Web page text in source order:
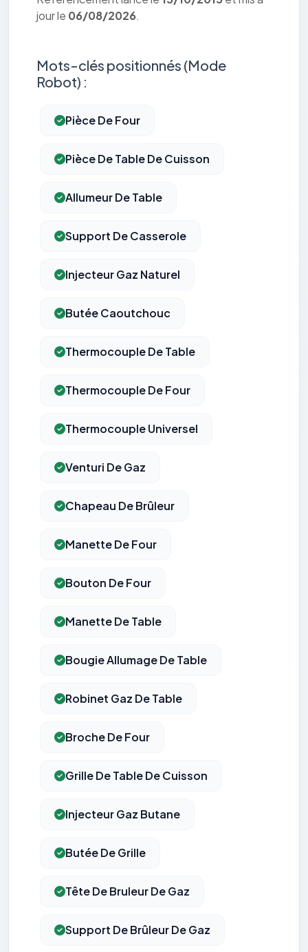
jour le 06/08/2026.
Mots-clés positionnés (Mode
Robot) :
Pièce De Four
Pièce De Table De Cuisson
Allumeur De Table
Support De Casserole
Injecteur Gaz Naturel
Butée Caoutchouc
Thermocouple De Table
Thermocouple De Four
Thermocouple Universel
Venturi De Gaz
Chapeau De Brûleur
Manette De Four
Bouton De Four
Manette De Table
Bougie Allumage De Table
Robinet Gaz De Table
Broche De Four
Grille De Table De Cuisson
Injecteur Gaz Butane
Butée De Grille
Tête De Bruleur De Gaz
Support De Brûleur De Gaz